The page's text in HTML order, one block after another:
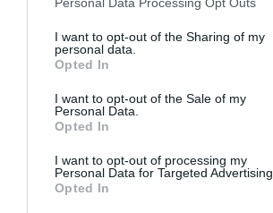
I want to opt-out of the Sharing of my
personal data.
Opted In
I want to opt-out of the Sale of my
Personal Data.
Opted In
I want to opt-out of processing my
Personal Data for Targeted Advertising.
Opted In